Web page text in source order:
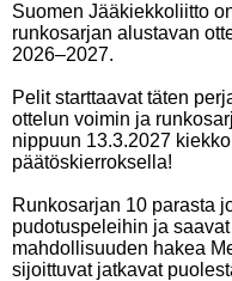
Suomen Jääkiekkoliitto
runkosarjan alustavan
2026–2027.
Pelit starttaavat täten
ottelun voimin ja
nippuun 13.3.2027
päätöskierroksella!
Runkosarjan 10 parasta
pudotuspeleihin ja
mahdollisuuden hakea
sijoittuvat jatkavat